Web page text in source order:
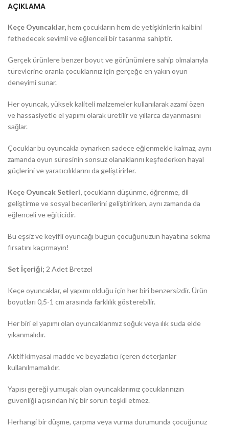
AÇIKLAMA
Keçe Oyuncaklar,hem çocukların hem de yetişkinlerin kalbini
fethedecek sevimli ve eğlenceli bir tasarıma sahiptir.
Gerçek ürünlere benzer boyut ve görünümlere sahip olmalarıyla
türevlerine oranla çocuklarınız için gerçeğe en yakın oyun
deneyimi sunar.
Her oyuncak, yüksek kaliteli malzemeler kullanılarak azami özen
ve hassasiyetle el yapımı olarak üretilir ve yıllarca dayanmasını
sağlar.
Çocuklar bu oyuncakla oynarken sadece eğlenmekle kalmaz, aynı
zamanda oyun süresinin sonsuz olanaklarını keşfederken hayal
güçlerini ve yaratıcılıklarını da geliştirirler.
Keçe Oyuncak Setleri,çocukların düşünme, öğrenme, dil
geliştirme ve sosyal becerilerini geliştirirken, aynı zamanda da
eğlenceli ve eğiticidir.
Bu eşsiz ve keyifli oyuncağı bugün çocuğunuzun hayatına sokma
fırsatını kaçırmayın!
Set İçeriği; 2 Adet Bretzel
Keçe oyuncaklar, el yapımı olduğu için her biri benzersizdir. Ürün
boyutları 0,5-1 cm arasında farklılık gösterebilir.
Her biri el yapımı olan oyuncaklarımız soğuk veya ılık suda elde
yıkanmalıdır.
Aktif kimyasal madde ve beyazlatıcı içeren deterjanlar
kullanılmamalıdır.
Yapısı gereği yumuşak olan oyuncaklarımız çocuklarınızın
güvenliği açısından hiç bir sorun teşkil etmez.
Herhangi bir düşme, çarpma veya vurma durumunda çocuğunuz